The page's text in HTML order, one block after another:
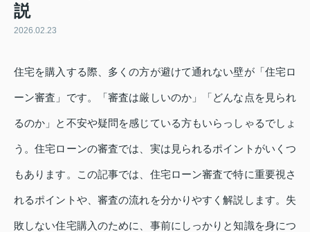
説
2026.02.23
住宅を購入する際、多くの方が避けて通れない壁が「住宅ロ
ーン審査」です。「審査は厳しいのか」「どんな点を見られ
るのか」と不安や疑問を感じている方もいらっしゃるでしょ
う。住宅ローンの審査では、実は見られるポイントがいくつ
もあります。この記事では、住宅ローン審査で特に重要視さ
れるポイントや、審査の流れを分かりやすく解説します。失
敗しない住宅購入のために、事前にしっかりと知識を身につ